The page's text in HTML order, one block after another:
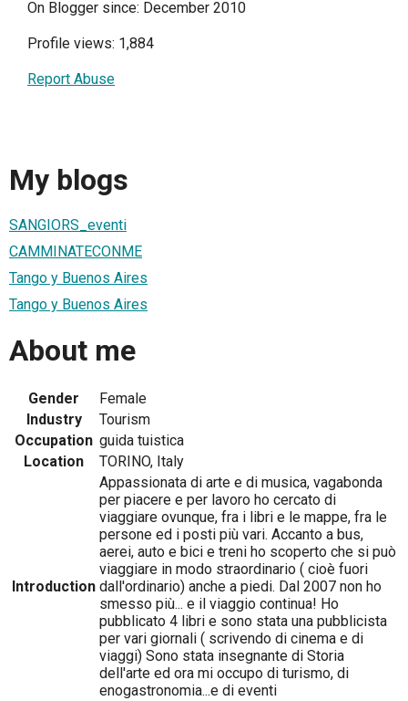
On Blogger since: December 2010
Profile views: 1,884
Report Abuse
My blogs
SANGIORS_eventi
CAMMINATECONME
Tango y Buenos Aires
Tango y Buenos Aires
About me
Gender
Female
Industry
Tourism
Occupation guida tuistica
Location
TORINO, Italy
Introduction
Appassionata di arte e di musica, vagabonda
per piacere e per lavoro ho cercato di
viaggiare ovunque, fra i libri e le mappe, fra le
persone ed i posti più vari. Accanto a bus,
aerei, auto e bici e treni ho scoperto che si può
viaggiare in modo straordinario ( cioè fuori
dall'ordinario) anche a piedi. Dal 2007 non ho
smesso più... e il viaggio continua! Ho
pubblicato 4 libri e sono stata una pubblicista
per vari giornali ( scrivendo di cinema e di
viaggi) Sono stata insegnante di Storia
dell'arte ed ora mi occupo di turismo, di
enogastronomia...e di eventi